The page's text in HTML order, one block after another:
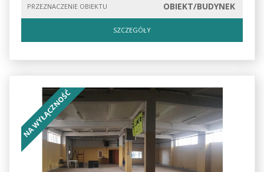
PRZEZNACZENIE OBIEKTU OBIEKT/BUDYNEK
SZCZEGÓŁY
NA WYŁĄCZNOŚĆ